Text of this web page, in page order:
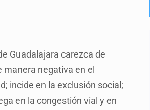
los Juegos Olímpicos
Guadalajara carezca de
negativa en el
incide en la exclusión social;
en la congestión vial y en